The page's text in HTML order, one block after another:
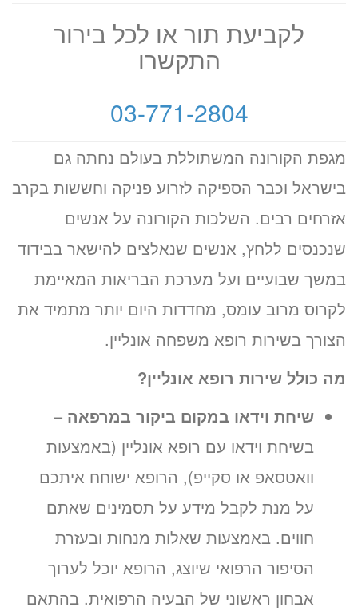
לקביעת תור או לכל בירור
התקשרו
03-771-2804
מגפת הקורונה המשתוללת בעולם נחתה גם
בישראל וכבר הספיקה לזרוע פניקה וחששות בקרב
אזרחים רבים. השלכות הקורונה על אנשים
שנכנסים ללחץ, אנשים שנאלצים להישאר בבידוד
במשך שבועיים ועל מערכת הבריאות המאיימת
לקרוס מרוב עומס, מחדדות היום יותר מתמיד את
הצורך בשירות רופא משפחה אונליין.
מה כולל שירות רופא אונליין?
שיחת וידאו במקום ביקור במרפאה –
בשיחת וידאו עם רופא אונליין (באמצעות
וואטסאפ או סקייפ), הרופא ישוחח איתכם
על מנת לקבל מידע על תסמינים שאתם
חווים. באמצעות שאלות מנחות ובעזרת
הסיפור הרפואי שיוצג, הרופא יוכל לערוך
אבחון ראשוני של הבעיה הרפואית. בהתאם